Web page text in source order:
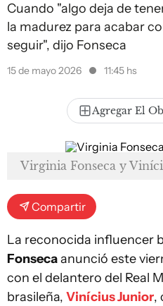
Cuando "algo deja de
la madurez para acabar
seguir", dijo Fonseca
15 de mayo 2026 11:45 hs
Agregar El
Virginia Fonseca y
Compartir
La reconocida influencer
Fonsecaanunció este
con el delantero del Real
brasileña, Vinícius Junior,